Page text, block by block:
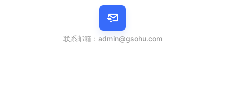
联系邮箱：admin@gsohu.com